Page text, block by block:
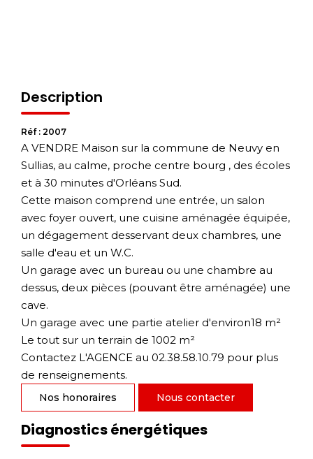
Description
Réf : 2007
A VENDRE Maison sur la commune de Neuvy en
Sullias, au calme, proche centre bourg , des écoles
et à 30 minutes d'Orléans Sud.
Cette maison comprend une entrée, un salon
avec foyer ouvert, une cuisine aménagée équipée,
un dégagement desservant deux chambres, une
salle d'eau et un W.C.
Un garage avec un bureau ou une chambre au
dessus, deux pièces (pouvant être aménagée) une
cave.
Un garage avec une partie atelier d'environ18 m²
Le tout sur un terrain de 1002 m²
Contactez L'AGENCE au 02.38.58.10.79 pour plus
de renseignements.
Nos honoraires Nous contacter
Diagnostics énergétiques